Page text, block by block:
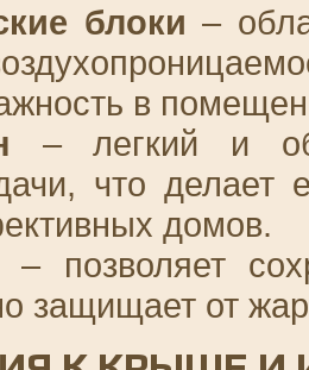
блоки –
в
– легкий и
что делает
домов.
– позволяет
защищает от